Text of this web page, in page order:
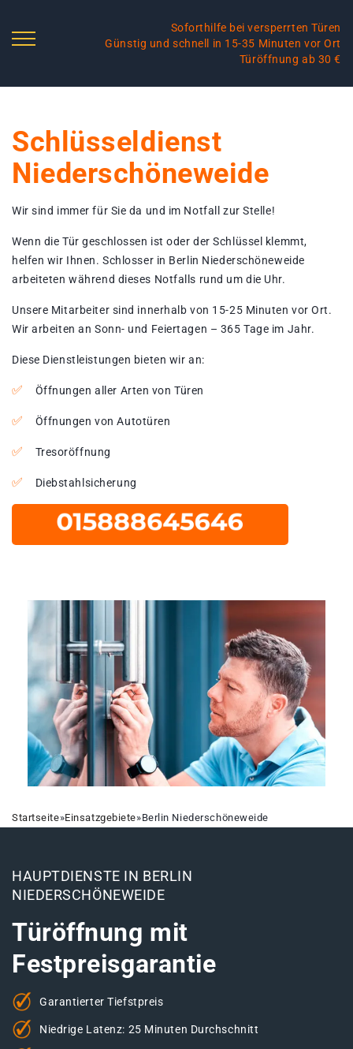
Soforthilfe bei versperrten Türen
Günstig und schnell in 15-35 Minuten vor Ort
Türöffnung ab 30 €
Schlüsseldienst
Niederschöneweide
Wir sind immer für Sie da und im Notfall zur Stelle!
Wenn die Tür geschlossen ist oder der Schlüssel klemmt,
helfen wir Ihnen. Schlosser in Berlin Niederschöneweide
arbeiteten während dieses Notfalls rund um die Uhr.
Unsere Mitarbeiter sind innerhalb von 15-25 Minuten vor Ort.
Wir arbeiten an Sonn- und Feiertagen – 365 Tage im Jahr.
Diese Dienstleistungen bieten wir an:
Öffnungen aller Arten von Türen
Öffnungen von Autotüren
Tresoröffnung
Diebstahlsicherung
Startseite»Einsatzgebiete»Berlin Niederschöneweide
HAUPTDIENSTE IN BERLIN
NIEDERSCHÖNEWEIDE
Türöffnung mit
Festpreisgarantie
Garantierter Tiefstpreis
Niedrige Latenz: 25 Minuten Durchschnitt